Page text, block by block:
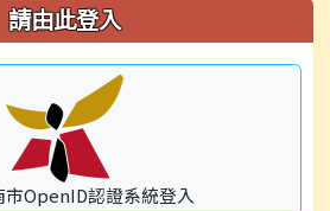
請由此登入
市OpenID認證系統登入